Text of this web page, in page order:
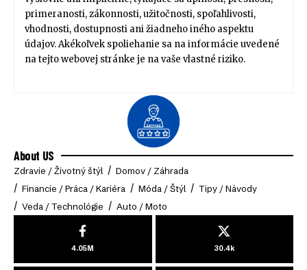
primeranosti, zákonnosti, užitočnosti, spoľahlivosti,
vhodnosti, dostupnosti ani žiadneho iného aspektu
údajov. Akékoľvek spoliehanie sa na informácie uvedené
na tejto webovej stránke je na vaše vlastné riziko.
About US
Zdravie / Životný štýl
Domov / Záhrada
Financie / Práca / Kariéra
Móda / Štýl
Tipy / Návody
Veda / Technológie
Auto / Moto
4.05M 30.4k